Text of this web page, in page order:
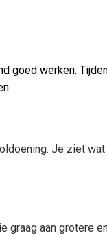
goed werken.
Je ziet
aan grotere